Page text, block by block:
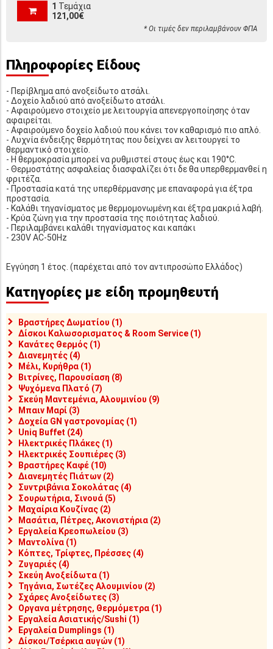
1 Τεμάχια
121,00€
* Οι τιμές δεν περιλαμβάνουν ΦΠΑ
Πληροφορίες Είδους
- Περίβλημα από ανοξείδωτο ατσάλι.
- Δοχείο λαδιού από ανοξείδωτο ατσάλι.
- Αφαιρούμενο στοιχείο με λειτουργία απενεργοποίησης όταν
αφαιρείται.
- Αφαιρούμενο δοχείο λαδιού που κάνει τον καθαρισμό πιο απλό.
- Λυχνία ένδειξης θερμότητας που δείχνει αν λειτουργεί το
θερμαντικό στοιχείο.
- Η θερμοκρασία μπορεί να ρυθμιστεί στους έως και 190°C.
- Θερμοστάτης ασφαλείας διασφαλίζει ότι δε θα υπερθερμανθεί η
φριτέζα.
- Προστασία κατά της υπερθέρμανσης με επαναφορά για έξτρα
προστασία.
- Καλάθι τηγανίσματος με θερμομονωμένη και έξτρα μακριά λαβή.
- Κρύα ζώνη για την προστασία της ποιότητας λαδιού.
- Περιλαμβάνει καλάθι τηγανίσματος και καπάκι
- 230V AC-50Hz
Εγγύηση 1 έτος. (παρέχεται από τον αντιπροσώπο Ελλάδος)
Κατηγορίες με είδη προμηθευτή
Βραστήρες Δωματίου (1)
Δίσκοι Καλωσορισματος & Room Service (1)
Κανάτες Θερμός (1)
Διανεμητές (4)
Μέλι, Κυρήθρα (1)
Βιτρίνες, Παρουσίαση (8)
Ψυχόμενα Πλατό (7)
Σκεύη Μαντεμένια, Αλουμινίου (9)
Μπαιν Μαρί (3)
Δοχεία GN γαστρονομίας (1)
Uniq Buffet (24)
Ηλεκτρικές Πλάκες (1)
Ηλεκτρικές Σουπιέρες (3)
Βραστήρες Καφέ (10)
Διανεμητές Πιάτων (2)
Συντριβάνια Σοκολάτας (4)
Σουρωτήρια, Σινουά (5)
Μαχαίρια Κουζίνας (2)
Μασάτια, Πέτρες, Ακονιστήρια (2)
Εργαλεία Κρεοπωλείου (3)
Μαντολίνα (1)
Κόπτες, Τρίφτες, Πρέσσες (4)
Ζυγαριές (4)
Σκεύη Ανοξείδωτα (1)
Τηγάνια, Σωτέζες Αλουμινίου (2)
Σχάρες Ανοξείδωτες (3)
Οργανα μέτρησης, Θερμόμετρα (1)
Εργαλεία Ασιατικής/Sushi (1)
Εργαλεία Dumplings (1)
Δίσκοι/Τσέρκια αυγών (1)